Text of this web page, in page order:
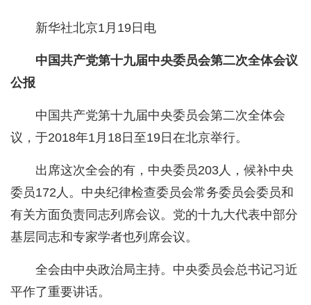
新华社北京1月19日电
中国共产党第十九届中央委员会第二次全体会议
公报
中国共产党第十九届中央委员会第二次全体会
议，于2018年1月18日至19日在北京举行。
出席这次全会的有，中央委员203人，候补中央
委员172人。中央纪律检查委员会常务委员会委员和
有关方面负责同志列席会议。党的十九大代表中部分
基层同志和专家学者也列席会议。
全会由中央政治局主持。中央委员会总书记习近
平作了重要讲话。